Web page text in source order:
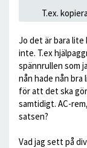
T.ex.
Jo det är bara
inte. T.ex
spännrullen som
nån hade nån bra
för att det ska
samtidigt. AC-
satsen?
Vad jag sett på